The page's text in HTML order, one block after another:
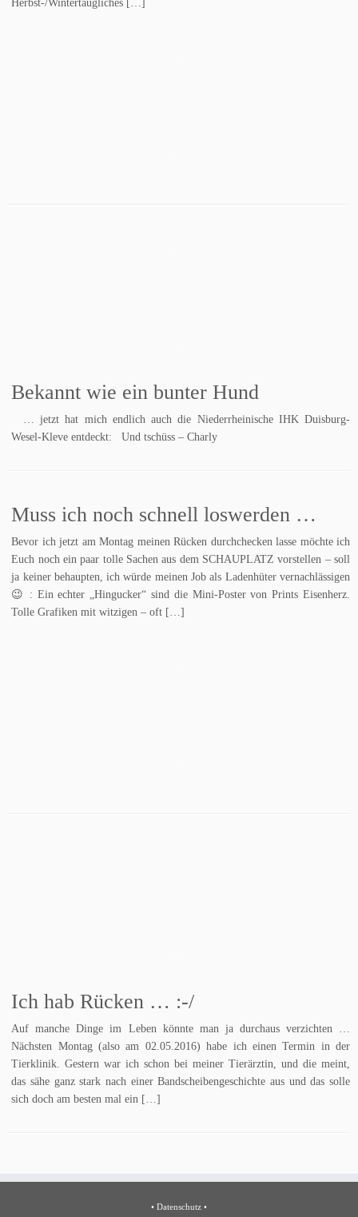
Herbst-/Wintertaugliches […]
Bekannt wie ein bunter Hund
… jetzt hat mich endlich auch die Niederrheinische IHK Duisburg-
Wesel-Kleve entdeckt: Und tschüss – Charly
Muss ich noch schnell loswerden …
Bevor ich jetzt am Montag meinen Rücken durchchecken lasse möchte ich
Euch noch ein paar tolle Sachen aus dem SCHAUPLATZ vorstellen – soll
ja keiner behaupten, ich würde meinen Job als Ladenhüter vernachlässigen
😉 : Ein echter „Hingucker“ sind die Mini-Poster von Prints Eisenherz.
Tolle Grafiken mit witzigen – oft […]
Ich hab Rücken … :-/
Auf manche Dinge im Leben könnte man ja durchaus verzichten …
Nächsten Montag (also am 02.05.2016) habe ich einen Termin in der
Tierklinik. Gestern war ich schon bei meiner Tierärztin, und die meint,
das sähe ganz stark nach einer Bandscheibengeschichte aus und das solle
sich doch am besten mal ein […]
• Datenschutz •